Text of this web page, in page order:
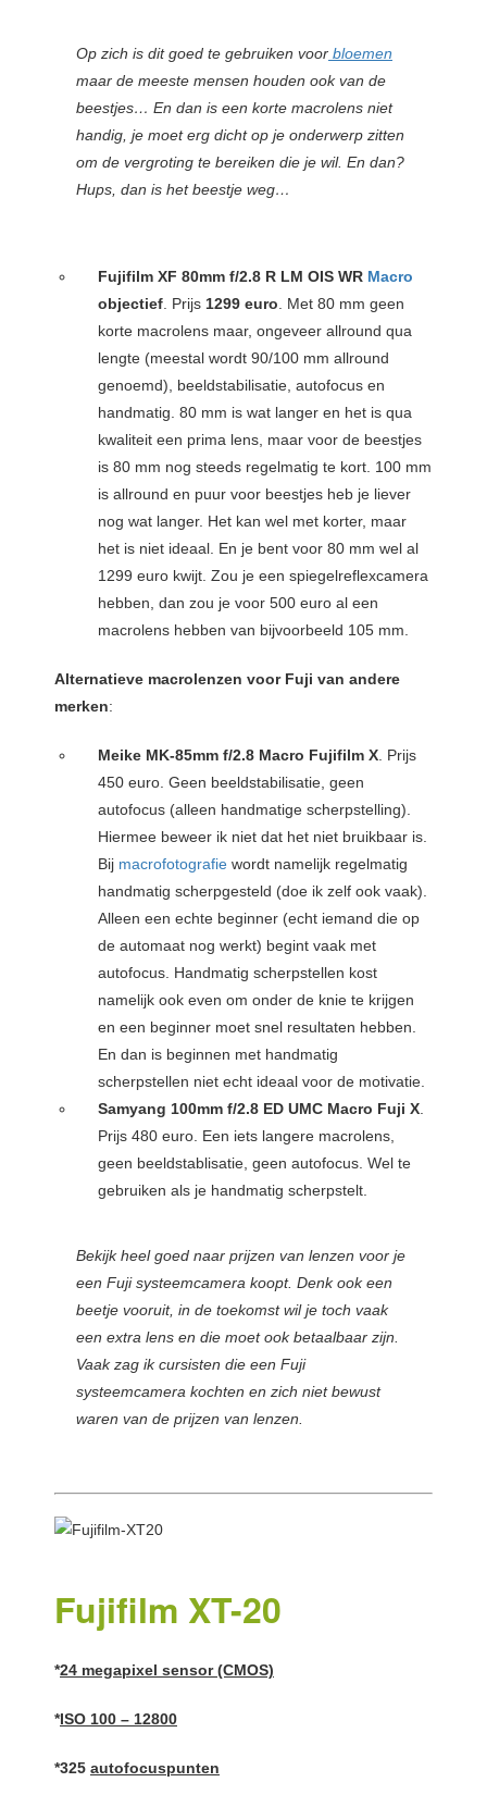
Op zich is dit goed te gebruiken voor bloemen
maar de meeste mensen houden ook van de
beestjes… En dan is een korte macrolens niet
handig, je moet erg dicht op je onderwerp zitten
om de vergroting te bereiken die je wil. En dan?
Hups, dan is het beestje weg…
Fujifilm XF 80mm f/2.8 R LM OIS WR Macro
objectief . Prijs 1299 euro . Met 80 mm geen
korte macrolens maar, ongeveer allround qua
lengte (meestal wordt 90/100 mm allround
genoemd), beeldstabilisatie, autofocus en
handmatig. 80 mm is wat langer en het is qua
kwaliteit een prima lens, maar voor de beestjes
is 80 mm nog steeds regelmatig te kort. 100 mm
is allround en puur voor beestjes heb je liever
nog wat langer. Het kan wel met korter, maar
het is niet ideaal. En je bent voor 80 mm wel al
1299 euro kwijt. Zou je een spiegelreflexcamera
hebben, dan zou je voor 500 euro al een
macrolens hebben van bijvoorbeeld 105 mm.
Alternatieve macrolenzen voor Fuji van andere
merken:
Meike MK-85mm f/2.8 Macro Fujifilm X . Prijs
450 euro. Geen beeldstabilisatie, geen
autofocus (alleen handmatige scherpstelling).
Hiermee beweer ik niet dat het niet bruikbaar is.
Bij macrofotografie wordt namelijk regelmatig
handmatig scherpgesteld (doe ik zelf ook vaak).
Alleen een echte beginner (echt iemand die op
de automaat nog werkt) begint vaak met
autofocus. Handmatig scherpstellen kost
namelijk ook even om onder de knie te krijgen
en een beginner moet snel resultaten hebben.
En dan is beginnen met handmatig
scherpstellen niet echt ideaal voor de motivatie.
Samyang 100mm f/2.8 ED UMC Macro Fuji X
Prijs 480 euro. Een iets langere macrolens,
geen beeldstablisatie, geen autofocus. Wel te
gebruiken als je handmatig scherpstelt.
Bekijk heel goed naar prijzen van lenzen voor je
een Fuji systeemcamera koopt. Denk ook een
beetje vooruit, in de toekomst wil je toch vaak
een extra lens en die moet ook betaalbaar zijn.
Vaak zag ik cursisten die een Fuji
systeemcamera kochten en zich niet bewust
waren van de prijzen van lenzen.
Fujifilm XT-20
*24 megapixel sensor (CMOS)
*ISO 100 – 12800
*325 autofocuspunten